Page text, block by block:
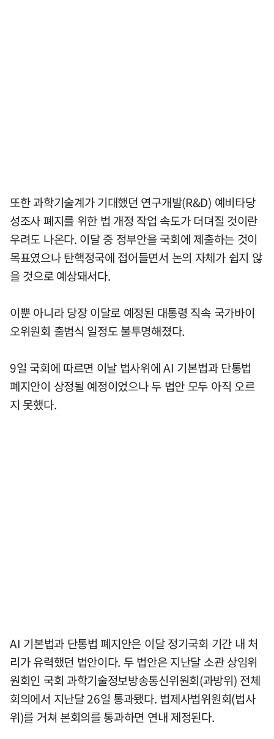
또한 과학기술계가 기대했던 연구개발(R&D) 예비타당
성조사 폐지를 위한 법 개정 작업 속도가 더뎌질 것이란
우려도 나온다. 이달 중 정부안을 국회에 제출하는 것이
목표였으나 탄핵정국에 접어들면서 논의 자체가 쉽지 않
을 것으로 예상돼서다.
이뿐 아니라 당장 이달로 예정된 대통령 직속 국가바이
오위원회 출범식 일정도 불투명해졌다.
9일 국회에 따르면 이날 법사위에 AI 기본법과 단통법
폐지안이 상정될 예정이었으나 두 법안 모두 아직 오르
지 못했다.
AI 기본법과 단통법 폐지안은 이달 정기국회 기간 내 처
리가 유력했던 법안이다. 두 법안은 지난달 소관 상임위
원회인 국회 과학기술정보방송통신위원회(과방위) 전체
회의에서 지난달 26일 통과됐다. 법제사법위원회(법사
위)를 거쳐 본회의를 통과하면 연내 제정된다.